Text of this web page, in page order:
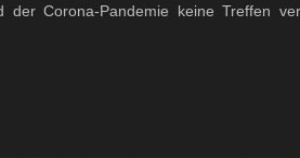
Corona-Pandemie keine Treffen